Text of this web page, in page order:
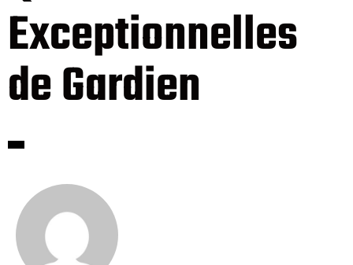
Exceptionnelles
de Gardien